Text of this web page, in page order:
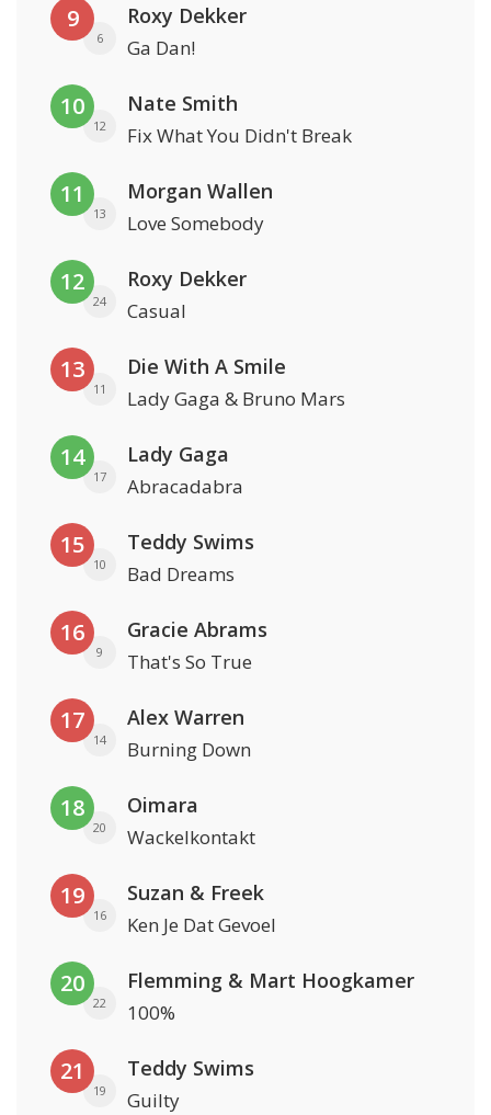
9
6
Roxy Dekker
Ga Dan!
10
12
Nate Smith
Fix What You Didn't Break
11
13
Morgan Wallen
Love Somebody
12
24
Roxy Dekker
Casual
13
11
Die With A Smile
Lady Gaga & Bruno Mars
14
17
Lady Gaga
Abracadabra
15
10
Teddy Swims
Bad Dreams
16
9
Gracie Abrams
That's So True
17
14
Alex Warren
Burning Down
18
20
Oimara
Wackelkontakt
19
16
Suzan & Freek
Ken Je Dat Gevoel
20
22
Flemming & Mart Hoogkamer
100%
21
19
Teddy Swims
Guilty